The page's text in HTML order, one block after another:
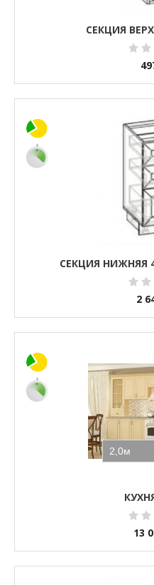
СЕКЦИЯ
СЕКЦИЯ НИЖНЯЯ
2
13